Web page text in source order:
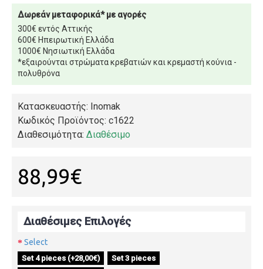
Δωρεάν μεταφορικά* με αγορές
300€ εντός Αττικής
600€ Ηπειρωτική Ελλάδα
1000€ Νησιωτική Ελλάδα
*εξαιρούνται στρώματα κρεβατιών και κρεμαστή κούνια -
πολυθρόνα
Κατασκευαστής: Inomak
Κωδικός Προϊόντος: c1622
Διαθεσιμότητα: Διαθέσιμο
88,99€
Διαθέσιμες Επιλογές
Select
Set 4 pieces (+28,00€)
Set 3 pieces